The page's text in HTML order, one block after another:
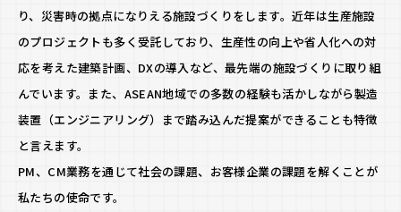
り、災害時の拠点になりえる施設づくりをします。近年は生産施設
のプロジェクトも多く受託しており、生産性の向上や省人化への対
応を考えた建築計画、DXの導入など、最先端の施設づくりに取り組
んでいます。また、ASEAN地域での多数の経験も活かしながら製造
装置（エンジニアリング）まで踏み込んだ提案ができることも特徴
と言えます。
PM、CM業務を通じて社会の課題、お客様企業の課題を解くことが
私たちの使命です。